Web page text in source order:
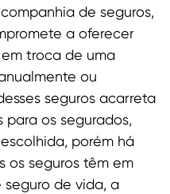
de seguros,
a oferecer
troca de uma
ou
seguros acarreta
os segurados,
porém há
os seguros têm em
de vida, a